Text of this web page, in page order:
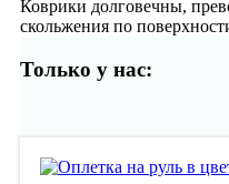
Коврики долговечны,
скольжения по
Только у нас: